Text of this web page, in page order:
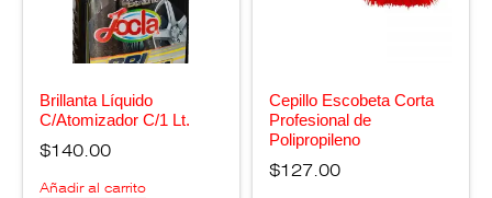
Brillanta Líquido
C/Atomizador C/1 Lt.
$140.00
Añadir al carrito
Cepillo Escobeta Corta
Profesional de
Polipropileno
$127.00